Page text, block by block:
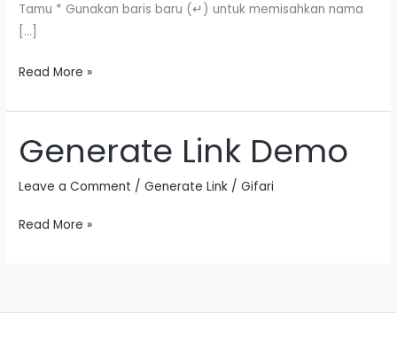
Tamu * Gunakan baris baru (↵) untuk memisahkan nama
[…]
Read More »
Generate Link Demo
Leave a Comment /Generate Link /Gifari
Generate
Link
Demo
Read More »